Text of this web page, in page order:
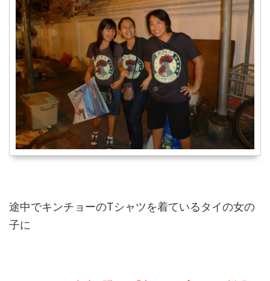
途中でキンチョーのTシャツを着ているタイの女の
子に